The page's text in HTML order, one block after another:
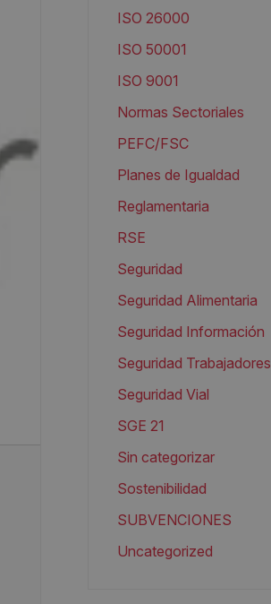
ISO 26000
ISO 50001
ISO 9001
Normas Sectoriales
PEFC/FSC
Planes de Igualdad
Reglamentaria
RSE
Seguridad
Seguridad Alimentaria
Seguridad Información
Seguridad Trabajadores
Seguridad Vial
SGE 21
Sin categorizar
Sostenibilidad
SUBVENCIONES
Uncategorized